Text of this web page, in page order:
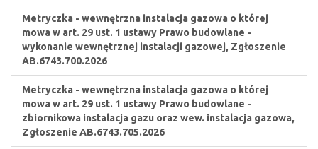
Metryczka - wewnętrzna instalacja gazowa o której
mowa w art. 29 ust. 1 ustawy Prawo budowlane -
wykonanie wewnętrznej instalacji gazowej, Zgłoszenie
AB.6743.700.2026
Metryczka - wewnętrzna instalacja gazowa o której
mowa w art. 29 ust. 1 ustawy Prawo budowlane -
zbiornikowa instalacja gazu oraz wew. instalacja gazowa,
Zgłoszenie AB.6743.705.2026